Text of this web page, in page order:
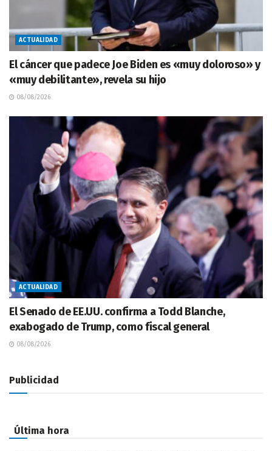
ACTUALIDAD
El cáncer que padece Joe Biden es «muy doloroso» y
«muy debilitante», revela su hijo
08/08/2026
ACTUALIDAD
El Senado de EE.UU. confirma a Todd Blanche,
exabogado de Trump, como fiscal general
08/08/2026
Publicidad
Última hora